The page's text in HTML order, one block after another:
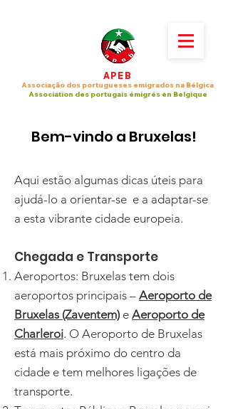
APEB
Associação dos portugueses emigrados na Bélgica
Association des portugais émigrés en Belgique
​Bem-vindo a Bruxelas!
Aqui estão algumas dicas úteis para
ajudá-lo a orientar-se e a adaptar-se
a esta vibrante cidade europeia.
Chegada e Transporte
Aeroportos: Bruxelas tem dois
aeroportos principais – Aeroporto de
Bruxelas (Zaventem) e Aeroporto de
Charleroi. O Aeroporto de Bruxelas
está mais próximo do centro da
cidade e tem melhores ligações de
transporte.